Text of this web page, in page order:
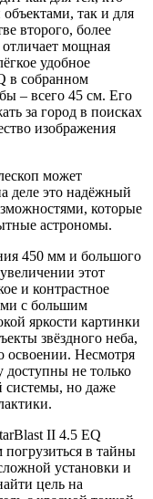
так и для
второго, более
отличает мощная
удобное
в собранном
– всего 45 см. Его
за город в поисках
изображения
может
деле это надёжный
которые
астрономы.
450 мм и большого
этот
и контрастное
с большим
яркости картинки
звёздного неба,
освоении. Несмотря
доступны не только
но даже
II 4.5 EQ
в тайны
установки и
цель на